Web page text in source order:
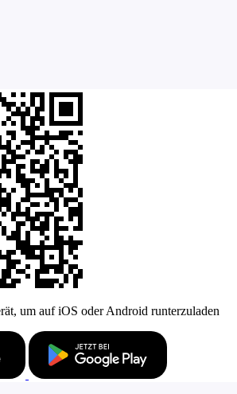
um auf iOS oder Android runterzuladen